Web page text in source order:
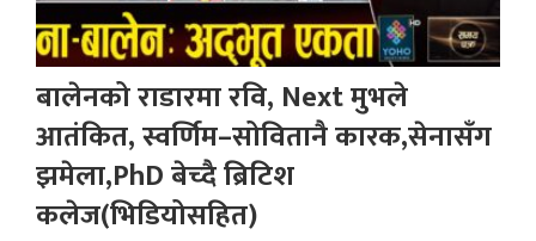
बालेनको राडारमा रवि, Next मुभले
आतंकित, स्वर्णिम–सोवितानै कारक,सेनासँग
झमेला,PhD बेच्दै ब्रिटिश
कलेज(भिडियोसहित)